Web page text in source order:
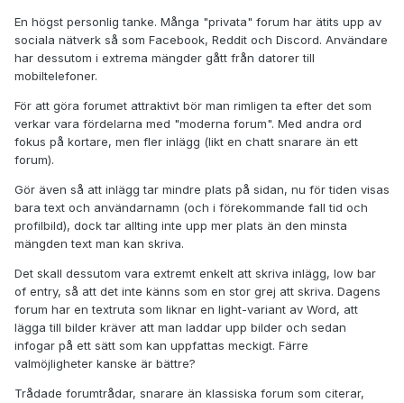
En högst personlig tanke. Många "privata" forum har ätits upp av
sociala nätverk så som Facebook, Reddit och Discord. Användare
har dessutom i extrema mängder gått från datorer till
mobiltelefoner.
För att göra forumet attraktivt bör man rimligen ta efter det som
verkar vara fördelarna med "moderna forum". Med andra ord
fokus på kortare, men fler inlägg (likt en chatt snarare än ett
forum).
Gör även så att inlägg tar mindre plats på sidan, nu för tiden visas
bara text och användarnamn (och i förekommande fall tid och
profilbild), dock tar allting inte upp mer plats än den minsta
mängden text man kan skriva.
Det skall dessutom vara extremt enkelt att skriva inlägg, low bar
of entry, så att det inte känns som en stor grej att skriva. Dagens
forum har en textruta som liknar en light-variant av Word, att
lägga till bilder kräver att man laddar upp bilder och sedan
infogar på ett sätt som kan uppfattas meckigt. Färre
valmöjligheter kanske är bättre?
Trådade forumtrådar, snarare än klassiska forum som citerar,